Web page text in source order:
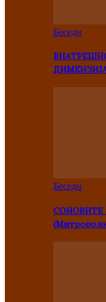
Беседи
Беседи
СОНОВИТЕ